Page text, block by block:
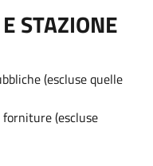
STAZIONE
(escluse quelle
forniture (escluse